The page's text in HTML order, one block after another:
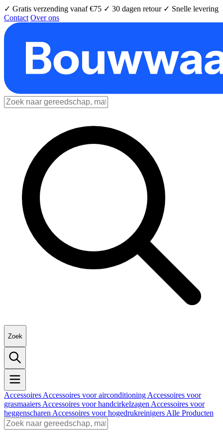
✓ Gratis verzending vanaf €75 ✓ 30 dagen retour ✓ Snelle levering
Contact Over ons
Zoek
Accessoires Accessoires voor airconditioning Accessoires voor
grasmaaiers Accessoires voor handcirkelzagen Accessoires voor
heggenscharen Accessoires voor hogedrukreinigers Alle Producten